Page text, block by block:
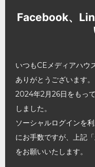
Facebook、
いつもCEメディアハウ
ありがとうございます。
2024年2月26日をもっ
しました。
ソーシャルログインを
にお手数ですが、上記
をお願いいたします。